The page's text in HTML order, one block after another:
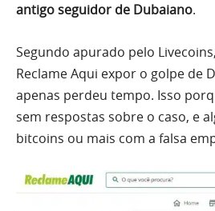
antigo seguidor de Dubaiano.
Segundo apurado pelo
Reclame Aqui expor o golpe de
apenas perdeu tempo. Isso
sem respostas sobre o caso, e
bitcoins ou mais com a falsa